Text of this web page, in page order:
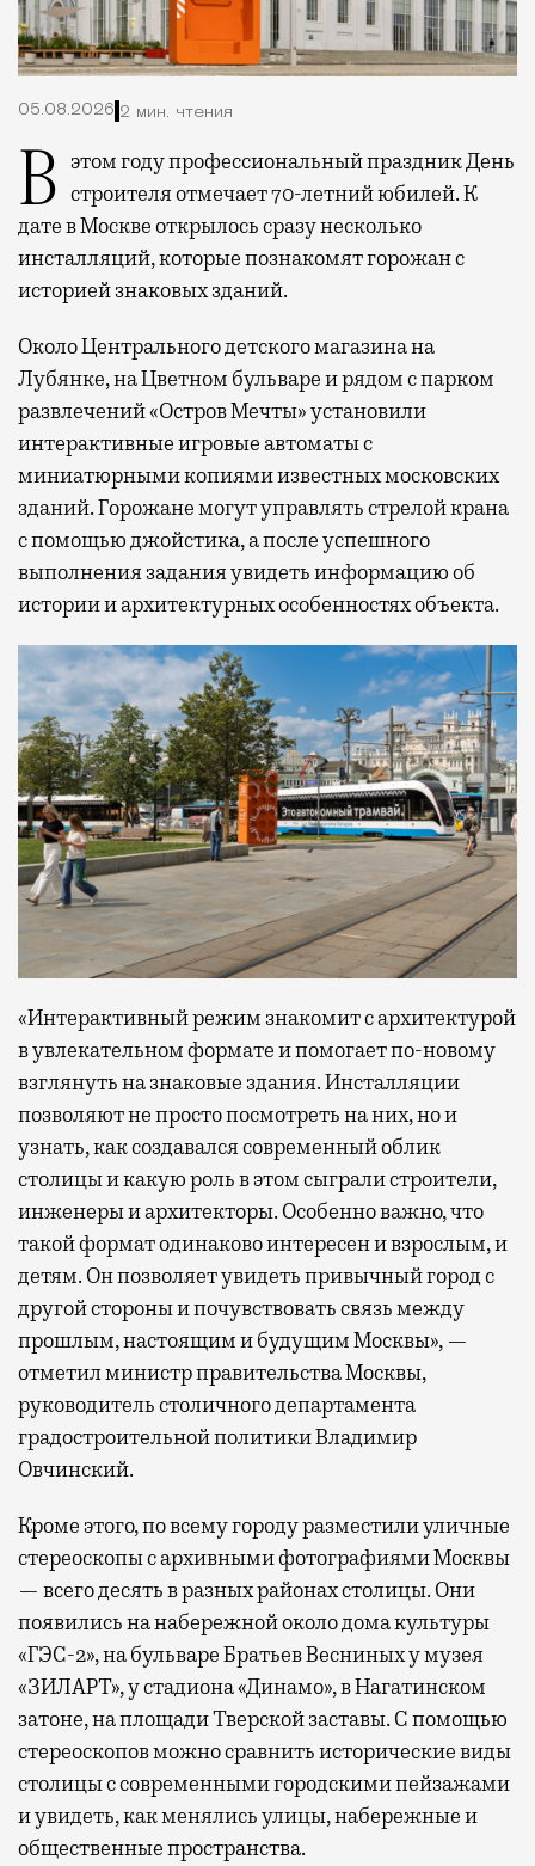
05.08.2026 2 мин. чтения
В этом году профессиональный праздник День строителя отмечает 70-летний юбилей. К
дате в Москве открылось сразу несколько
инсталляций, которые познакомят горожан с
историей знаковых зданий.
Около Центрального детского магазина на
Лубянке, на Цветном бульваре и рядом с парком
развлечений «Остров Мечты» установили
интерактивные игровые автоматы с
миниатюрными копиями известных московских
зданий. Горожане могут управлять стрелой крана
с помощью джойстика, а после успешного
выполнения задания увидеть информацию об
истории и архитектурных особенностях объекта.
«Интерактивный режим знакомит с архитектурой
в увлекательном формате и помогает по-новому
взглянуть на знаковые здания. Инсталляции
позволяют не просто посмотреть на них, но и
узнать, как создавался современный облик
столицы и какую роль в этом сыграли строители,
инженеры и архитекторы. Особенно важно, что
такой формат одинаково интересен и взрослым, и
детям. Он позволяет увидеть привычный город с
другой стороны и почувствовать связь между
прошлым, настоящим и будущим Москвы», —
отметил министр правительства Москвы,
руководитель столичного департамента
градостроительной политики Владимир
Овчинский.
Кроме этого, по всему городу разместили уличные
стереоскопы с архивными фотографиями Москвы
— всего десять в разных районах столицы. Они
появились на набережной около дома культуры
«ГЭС-2», на бульваре Братьев Весниных у музея
«ЗИЛАРТ», у стадиона «Динамо», в Нагатинском
затоне, на площади Тверской заставы. С помощью
стереоскопов можно сравнить исторические виды
столицы с современными городскими пейзажами
и увидеть, как менялись улицы, набережные и
общественные пространства.